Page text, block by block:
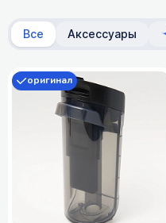
Все Аксессуары
оригинал